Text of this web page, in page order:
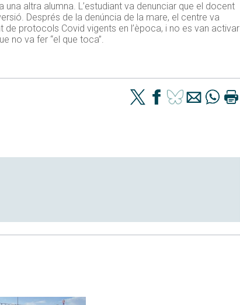
altra alumna. L’estudiant va denunciar que el docent
Després de la denúncia de la mare, el centre va
protocols Covid vigents en l’època, i no es van activar
no va fer “el que toca”.